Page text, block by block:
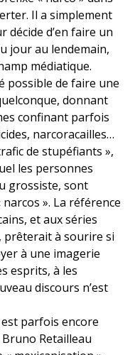
Il a simplement
décide d’en faire un
jour au lendemain,
médiatique.
possible de faire une
donnant
confinant parfois
narcoracailles…
de stupéfiants »,
les personnes
grossiste, sont
». La référence
et aux séries
prêterait à sourire si
à une imagerie
esprits, à les
discours n’est
est parfois encore
Bruno Retailleau